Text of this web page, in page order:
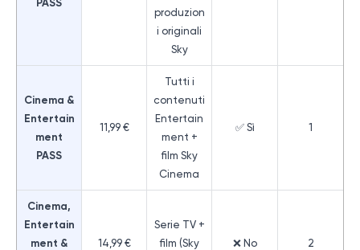
PASS
produzion
i originali
Sky
Cinema &
Entertain
ment
PASS
11,99 €
Tutti i
contenuti
Entertain
ment +
film Sky
Cinema
✅ Sì 1
Cinema,
Entertain
ment &
14,99 €
Serie TV +
film (Sky
❌ No 2